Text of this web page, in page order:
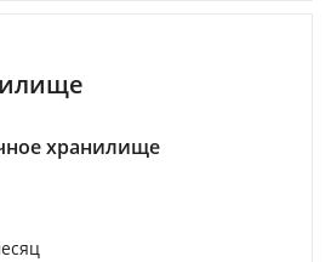
хранилище